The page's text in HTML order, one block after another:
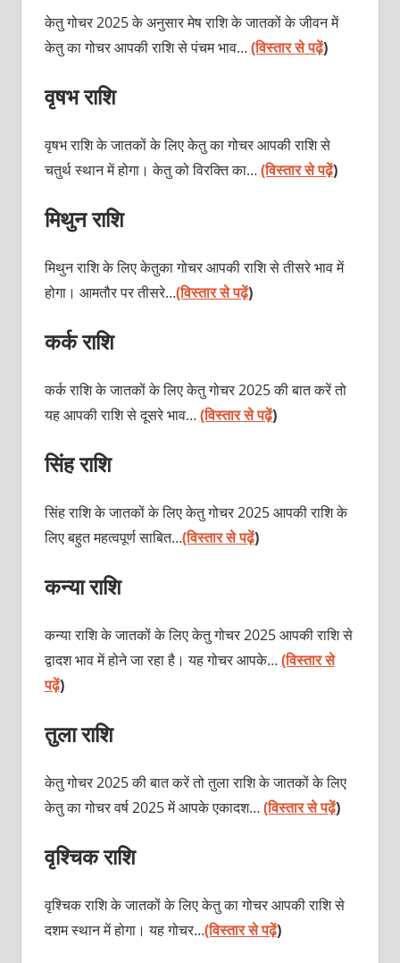
केतु गोचर 2025 के अनुसार मेष राशि के जातकों के जीवन में
केतु का गोचर आपकी राशि से पंचम भाव…(विस्तार से पढ़ें)
वृषभ राशि
वृषभ राशि के जातकों के लिए केतु का गोचर आपकी राशि से
चतुर्थ स्थान में होगा। केतु को विरक्ति का…(विस्तार से पढ़ें)
मिथुन राशि
मिथुन राशि के लिए केतुका गोचर आपकी राशि से तीसरे भाव में
होगा। आमतौर पर तीसरे…(विस्तार से पढ़ें)
कर्क राशि
कर्क राशि के जातकों के लिए केतु गोचर 2025 की बात करें तो
यह आपकी राशि से दूसरे भाव…(विस्तार से पढ़ें)
सिंह राशि
सिंह राशि के जातकों के लिए केतु गोचर 2025 आपकी राशि के
लिए बहुत महत्वपूर्ण साबित…(विस्तार से पढ़ें)
कन्या राशि
कन्या राशि के जातकों के लिए केतु गोचर 2025 आपकी राशि से
द्वादश भाव में होने जा रहा है। यह गोचर आपके…(विस्तार से
पढ़ें)
तुला राशि
केतु गोचर 2025 की बात करें तो तुला राशि के जातकों के लिए
केतु का गोचर वर्ष 2025 में आपके एकादश…(विस्तार से पढ़ें)
वृश्चिक राशि
वृश्चिक राशि के जातकों के लिए केतु का गोचर आपकी राशि से
दशम स्थान में होगा। यह गोचर…(विस्तार से पढ़ें)